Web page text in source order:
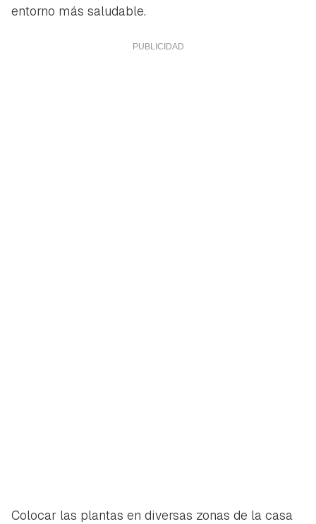
entorno más saludable.
Colocar las plantas en diversas zonas de la casa